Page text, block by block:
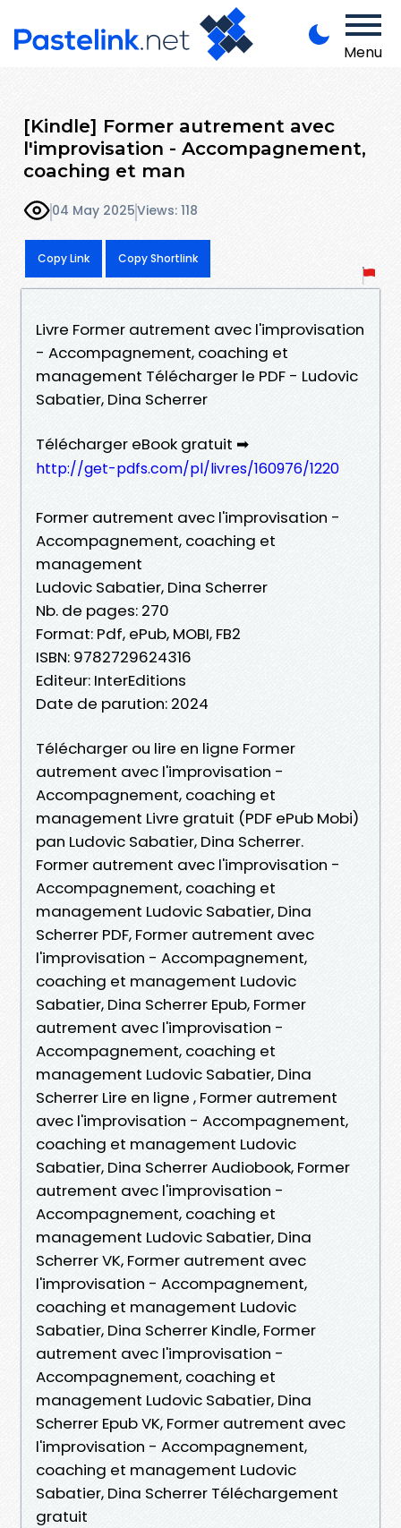
Menu
[Kindle] Former autrement avec
l'improvisation - Accompagnement,
coaching et man
04 May 2025Views: 118
Copy Link Copy Shortlink
Livre Former autrement avec l'improvisation
- Accompagnement, coaching et
management Télécharger le PDF - Ludovic
Sabatier, Dina Scherrer
Télécharger eBook gratuit ➡
http://get-pdfs.com/pl/livres/160976/1220
Former autrement avec l'improvisation -
Accompagnement, coaching et
management
Ludovic Sabatier, Dina Scherrer
Nb. de pages: 270
Format: Pdf, ePub, MOBI, FB2
ISBN: 9782729624316
Editeur: InterEditions
Date de parution: 2024
Télécharger ou lire en ligne Former
autrement avec l'improvisation -
Accompagnement, coaching et
management Livre gratuit (PDF ePub Mobi)
pan Ludovic Sabatier, Dina Scherrer.
Former autrement avec l'improvisation -
Accompagnement, coaching et
management Ludovic Sabatier, Dina
Scherrer PDF, Former autrement avec
l'improvisation - Accompagnement,
coaching et management Ludovic
Sabatier, Dina Scherrer Epub, Former
autrement avec l'improvisation -
Accompagnement, coaching et
management Ludovic Sabatier, Dina
Scherrer Lire en ligne , Former autrement
avec l'improvisation - Accompagnement,
coaching et management Ludovic
Sabatier, Dina Scherrer Audiobook, Former
autrement avec l'improvisation -
Accompagnement, coaching et
management Ludovic Sabatier, Dina
Scherrer VK, Former autrement avec
l'improvisation - Accompagnement,
coaching et management Ludovic
Sabatier, Dina Scherrer Kindle, Former
autrement avec l'improvisation -
Accompagnement, coaching et
management Ludovic Sabatier, Dina
Scherrer Epub VK, Former autrement avec
l'improvisation - Accompagnement,
coaching et management Ludovic
Sabatier, Dina Scherrer Téléchargement
gratuit